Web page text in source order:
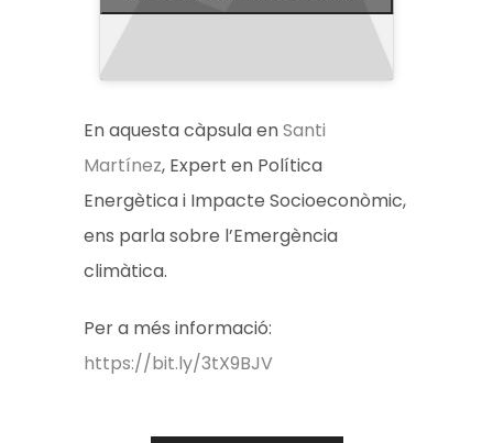
En aquesta càpsula enSanti
Martínez, Expert en Política
Energètica i Impacte Socioeconòmic,
ens parla sobre l’Emergència
climàtica.
Per a més informació:
https://bit.ly/3tX9BJV